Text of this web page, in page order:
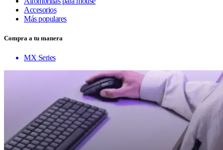
Accesorios
Más populares
Compra a tu manera
MX Series